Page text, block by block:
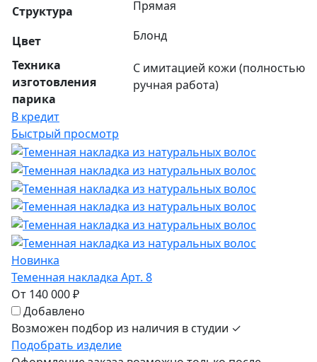
Структура Прямая
Цвет
Блонд
Техника
изготовления
парика
С имитацией кожи (полностью
ручная работа)
В кредит
Быстрый просмотр
Новинка
Теменная накладка Арт. 8
От 140 000 ₽
Добавлено
Возможен подбор из наличия в студии ✓
Подобрать изделие